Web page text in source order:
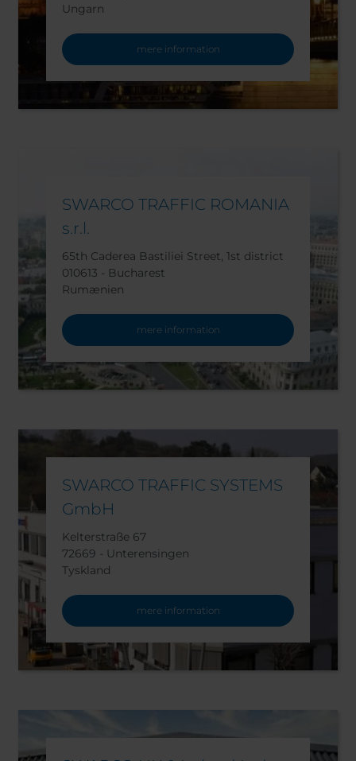
Ungarn
mere information
SWARCO TRAFFIC ROMANIA
s.r.l.
65th Caderea Bastiliei Street, 1st district
010613 - Bucharest
Rumænien
mere information
SWARCO TRAFFIC SYSTEMS
GmbH
Kelterstraße 67
72669 - Unterensingen
Tyskland
mere information